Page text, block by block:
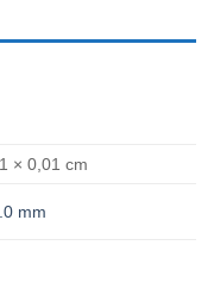
× 0,01 cm
mm